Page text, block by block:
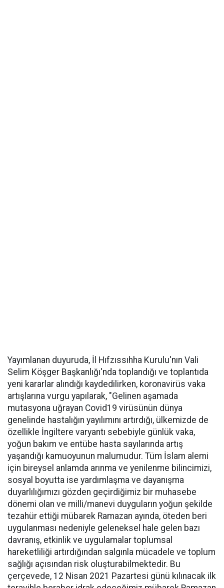
Yayımlanan duyuruda, İl Hıfzıssıhha Kurulu'nın Vali
Selim Köşger Başkanlığı'nda toplandığı ve toplantıda
yeni kararlar alındığı kaydedilirken, koronavirüs vaka
artışlarına vurgu yapılarak, "Gelinen aşamada
mutasyona uğrayan Covid­19 virüsünün dünya
genelinde hastalığın yayılımını artırdığı, ülkemizde de
özellikle İngiltere varyantı sebebiyle günlük vaka,
yoğun bakım ve entübe hasta sayılarında artış
yaşandığı kamuoyunun malumudur. Tüm İslam alemi
için bireysel anlamda arınma ve yenilenme bilincimizi,
sosyal boyutta ise yardımlaşma ve dayanışma
duyarlılığımızı gözden geçirdiğimiz bir muhasebe
dönemi olan ve milli/manevi duyguların yoğun şekilde
tezahür ettiği mübarek Ramazan ayında, öteden beri
uygulanması nedeniyle geleneksel hale gelen bazı
davranış, etkinlik ve uygulamalar toplumsal
hareketliliği artırdığından salgınla mücadele ve toplum
sağlığı açısından risk oluşturabilmektedir. Bu
çerçevede, 12 Nisan 2021 Pazartesi günü kılınacak ilk